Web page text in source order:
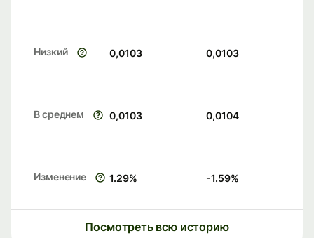
Низкий 0,0103 0,0103
В среднем 0,0103 0,0104
Изменение 1.29% -1.59%
Посмотреть всю историю